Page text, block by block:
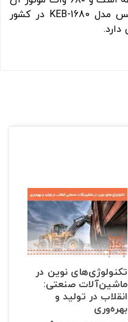
توان دارد. دمنده و مکنده کنزاکس مدل KEB-1680 در کشور
تکنولوژی‌های نوین در
ماشین‌آلات صنعتی:
انقلاب در تولید و
بهره‌وری